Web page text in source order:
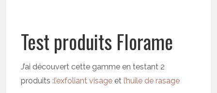
Test produits Florame
J’ai découvert cette gamme en testant 2
produits :l’exfoliant visage et l’huile de rasage